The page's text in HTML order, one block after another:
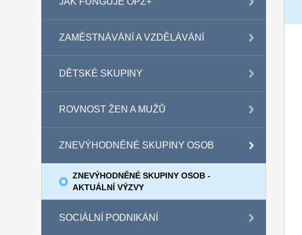
ZAMĚSTNÁVÁNÍ A VZDĚLÁVÁNÍ
DĚTSKÉ SKUPINY
ROVNOST ŽEN A MUŽŮ
ZNEVÝHODNĚNÉ SKUPINY OSOB
ZNEVÝHODNĚNÉ SKUPINY OSOB -
AKTUÁLNÍ VÝZVY
SOCIÁLNÍ PODNIKÁNÍ